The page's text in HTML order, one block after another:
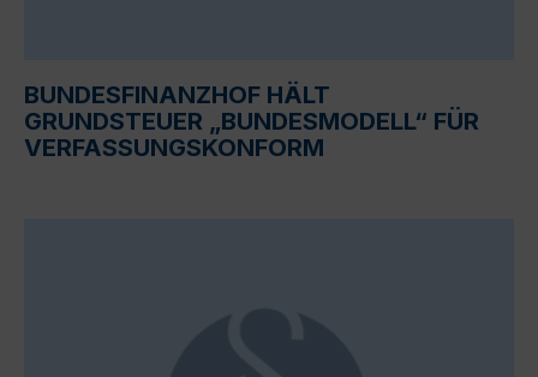
BUNDESFINANZHOF HÄLT
GRUNDSTEUER „BUNDESMODELL“ FÜR
VERFASSUNGSKONFORM